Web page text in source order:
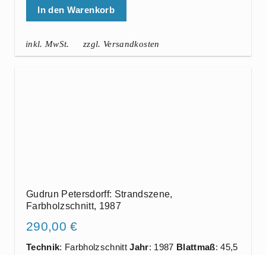
In den Warenkorb
inkl. MwSt. zzgl. Versandkosten
Gudrun Petersdorff: Strandszene,
Farbholzschnitt, 1987
290,00€
Technik: FarbholzschnittJahr: 1987 Blattmaß: 45,5